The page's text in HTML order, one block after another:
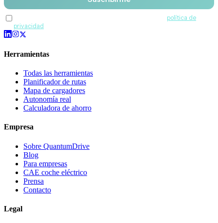
política de
privacidad
Herramientas
Todas las herramientas
Planificador de rutas
Mapa de cargadores
Autonomía real
Calculadora de ahorro
Empresa
Sobre QuantumDrive
Blog
Para empresas
CAE coche eléctrico
Prensa
Contacto
Legal